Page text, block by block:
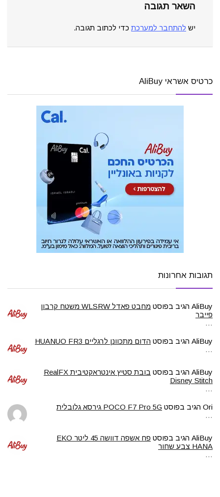
השאר תגובה
יש להתחבר למערכת כדי לכתוב תגובה.
כרטיס אשראי AliBuy
תגובות אחרונות
AliBuy הגיב בפוסט
מחבט פאדל WLSRW משטח קרבון
פייבר
…
AliBuy הגיב בפוסט הדום מתכוונן לרגליים HUANUO FR3
…
AliBuy הגיב בפוסט
בובת סטיץ אינטראקטיבית RealFX
Disney Stitch
…
Ori הגיב בפוסט POCO F7 Pro 5G גירסא גלובלית
…
AliBuy הגיב בפוסט
פח אשפה דוושה 45 ליטר EKO
HANA צבע שחור
…